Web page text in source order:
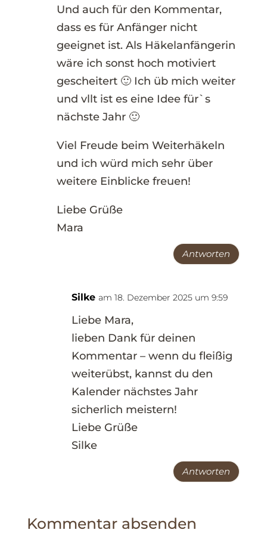
Und auch für den Kommentar,
dass es für Anfänger nicht
geeignet ist. Als Häkelanfängerin
wäre ich sonst hoch motiviert
gescheitert 🙂 Ich üb mich weiter
und vllt ist es eine Idee für`s
nächste Jahr 🙂
Viel Freude beim Weiterhäkeln
und ich würd mich sehr über
weitere Einblicke freuen!
Liebe Grüße
Mara
Antworten
Silke am 18. Dezember 2025 um 9:59
Liebe Mara,
lieben Dank für deinen
Kommentar – wenn du fleißig
weiterübst, kannst du den
Kalender nächstes Jahr
sicherlich meistern!
Liebe Grüße
Silke
Antworten
Kommentar absenden